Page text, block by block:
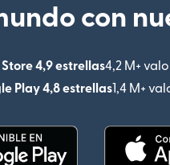
con
4,9 estrellas4,2 M+
Play 4,8 estrellas1,4 M+